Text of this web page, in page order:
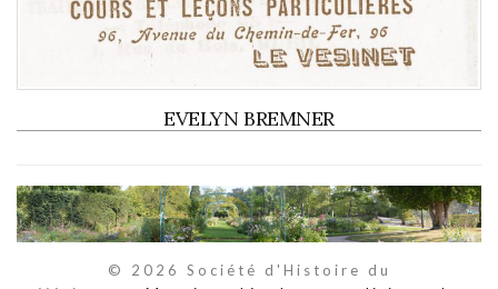
EVELYN BREMNER
© 2026 Société d'Histoire du